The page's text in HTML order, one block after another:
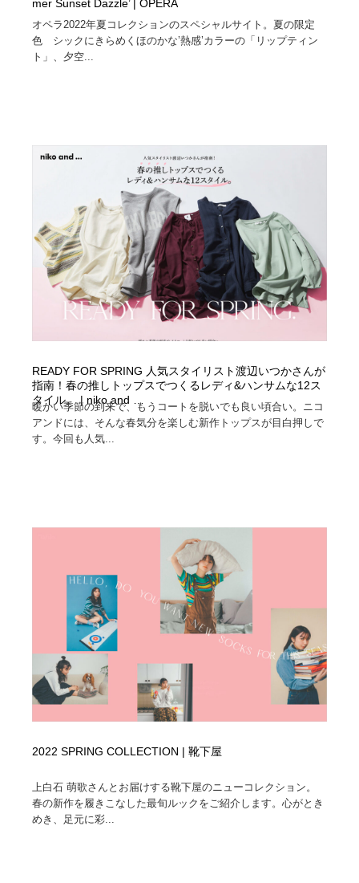
mer Sunset Dazzle’ | OPERA
オペラ2022年夏コレクションのスペシャルサイト。夏の限定
色 シックにきらめくほのかな’熱感’カラーの「リップティン
ト」、夕空...
READY FOR SPRING 人気スタイリスト渡辺いつかさんが
指南！春の推しトップスでつくるレディ&ハンサムな12ス
タイル。 | niko and …
暖かい季節の到来で、もうコートを脱いでも良い頃合い。ニコ
アンドには、そんな春気分を楽しむ新作トップスが目白押しで
す。今回も人気...
2022 SPRING COLLECTION | 靴下屋
上白石 萌歌さんとお届けする靴下屋のニューコレクション。
春の新作を履きこなした最旬ルックをご紹介します。心がとき
めき、足元に彩...